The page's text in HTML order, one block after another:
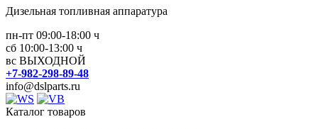
Дизельная топливная аппаратура
пн-пт 09:00-18:00 ч
сб 10:00-13:00 ч
вс ВЫХОДНОЙ
+7-982-298-89-48
info@dslparts.ru
Каталог товаров